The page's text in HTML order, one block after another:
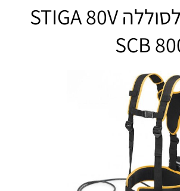
מנשא גב לסוללה STIGA 80V